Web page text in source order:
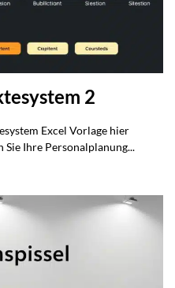
2
Excel Vorlage hier
Ihre Personalplanung...